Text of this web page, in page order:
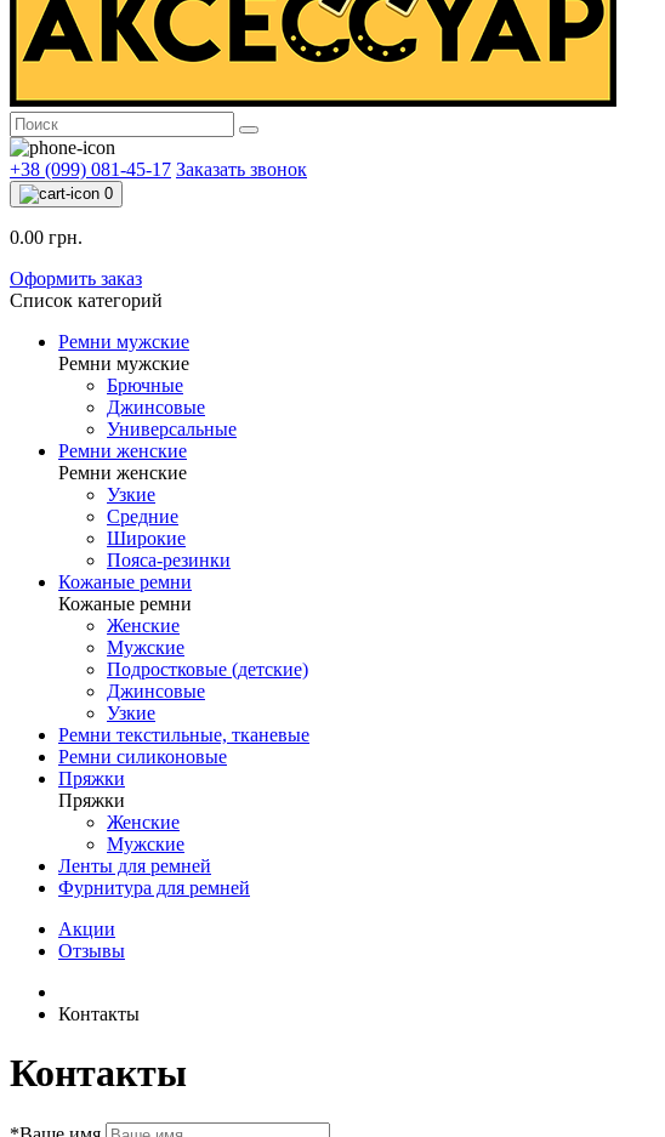
+38 (099) 081-45-17 Заказать звонок
0
0.00 грн.
Оформить заказ
Список категорий
Ремни мужские
Ремни мужские
Брючные
Джинсовые
Универсальные
Ремни женские
Ремни женские
Узкие
Средние
Широкие
Пояса-резинки
Кожаные ремни
Кожаные ремни
Женские
Мужские
Подростковые (детские)
Джинсовые
Узкие
Ремни текстильные, тканевые
Ремни силиконовые
Пряжки
Пряжки
Женские
Мужские
Ленты для ремней
Фурнитура для ремней
Акции
Отзывы
Контакты
Контакты